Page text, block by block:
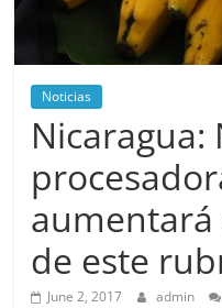
Noticias
Nicaragua:
de este
June 2, 2017 admin